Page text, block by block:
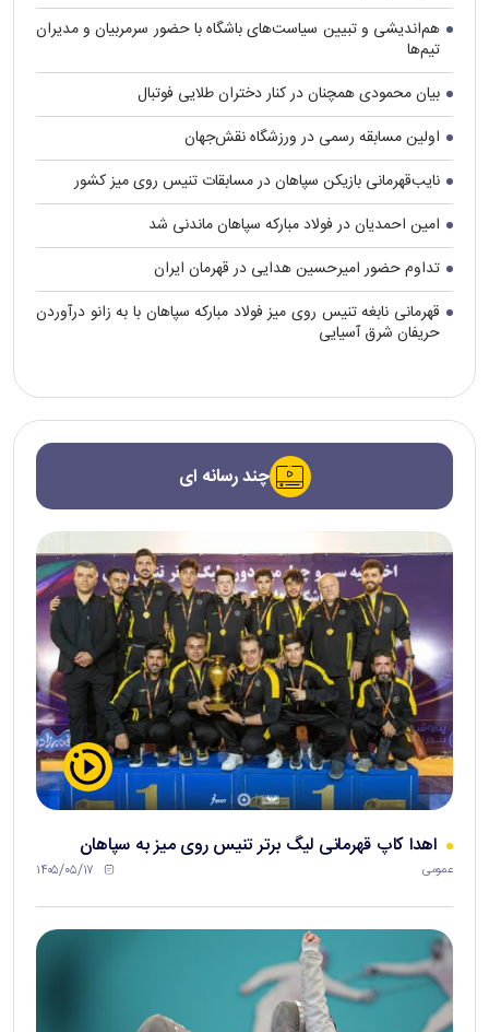
هم‌اندیشی و تبیین سیاست‌های باشگاه با حضور سرمربیان و مدیران
تیم‌ها
بیان محمودی همچنان در کنار دختران طلایی فوتبال
اولین مسابقه رسمی در ورزشگاه نقش‌جهان
نایب‌قهرمانی بازیکن سپاهان در مسابقات تنیس روی میز کشور
امین احمدیان در فولاد مبارکه سپاهان ماندنی شد
تداوم حضور امیرحسین هدایی در قهرمان ایران
قهرمانی نابغه تنیس روی میز فولاد مبارکه سپاهان با به زانو درآوردن
حریفان شرق آسیایی
چند رسانه ای
اهدا کاپ قهرمانی لیگ برتر تنیس روی میز به سپاهان
عمومی ۱۴۰۵/۰۵/۱۷